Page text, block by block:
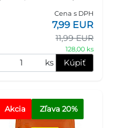
ryby chované v záhradných
jazierkach a rybníkoch. Sta
Cena s DPH
11,99 EUR
7,99 EUR
128,00 ks
ks Kúpiť
Akcia Zľava 20%